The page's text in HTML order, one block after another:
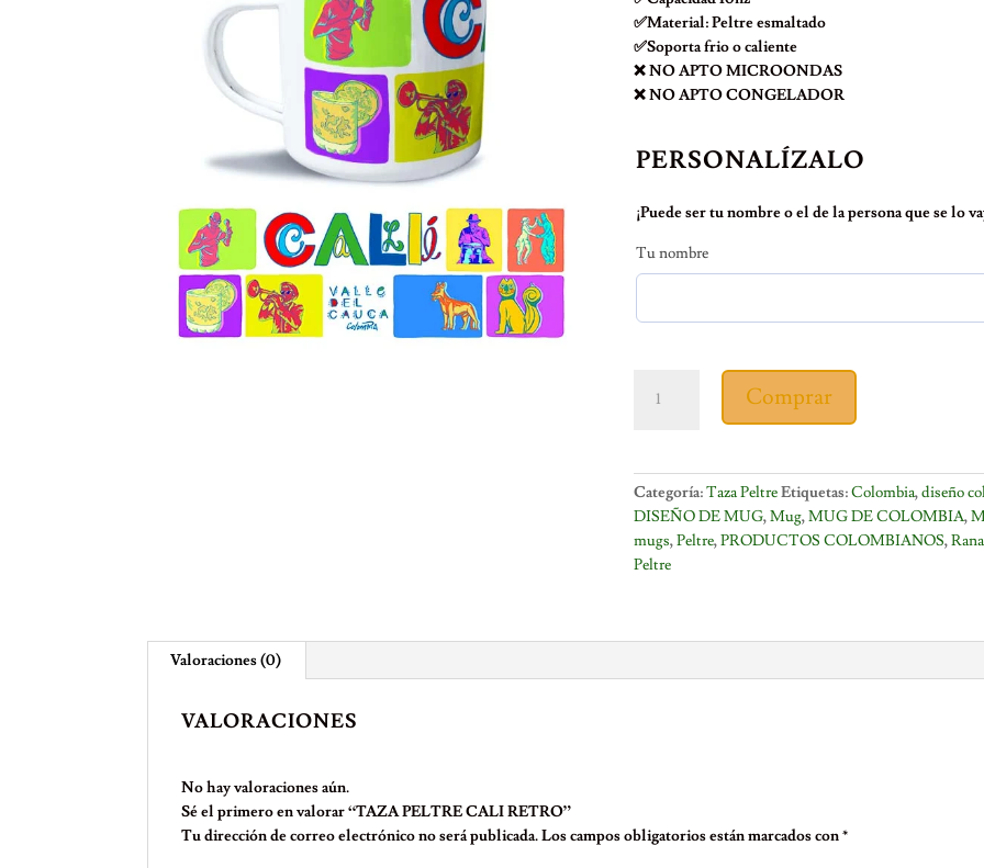
✅Material: Peltre esmaltado
✅Soporta frio o caliente
❌ NO APTO MICROONDAS
❌ NO APTO CONGELADOR
PERSONALÍZALO
¡Puede ser tu nombre o el de la persona que se lo
Tu nombre
PELTRE
cantidad
Comprar
Categoría:Taza PeltreEtiquetas:Colombia,diseño
DISEÑO DE MUG,Mug,MUG DE COLOMBIA,
mugs,Peltre,PRODUCTOS COLOMBIANOS,
Peltre
Valoraciones (0)
VALORACIONES
No hay valoraciones aún.
Sé el primero en valorar “TAZA PELTRE CALI RETRO”
Tu dirección de correo electrónico no será publicada.Los campos obligatorios están marcados con*